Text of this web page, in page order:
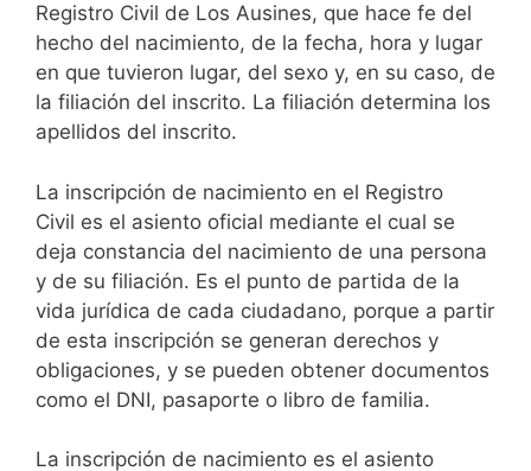
Registro Civil de Los Ausines, que hace fe del
hecho del nacimiento, de la fecha, hora y lugar
en que tuvieron lugar, del sexo y, en su caso, de
la filiación del inscrito. La filiación determina los
apellidos del inscrito.
La inscripción de nacimiento en el Registro
Civil es el asiento oficial mediante el cual se
deja constancia del nacimiento de una persona
y de su filiación. Es el punto de partida de la
vida jurídica de cada ciudadano, porque a partir
de esta inscripción se generan derechos y
obligaciones, y se pueden obtener documentos
como el DNI, pasaporte o libro de familia.
La inscripción de nacimiento es el asiento